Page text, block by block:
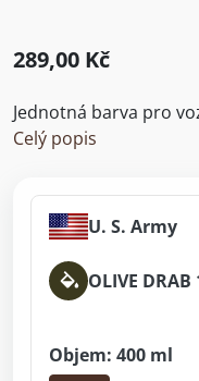
289,00 Kč
Jednotná barva pro
Celý popis
U. S. Army
OLIVE DRAB
Objem: 400 ml